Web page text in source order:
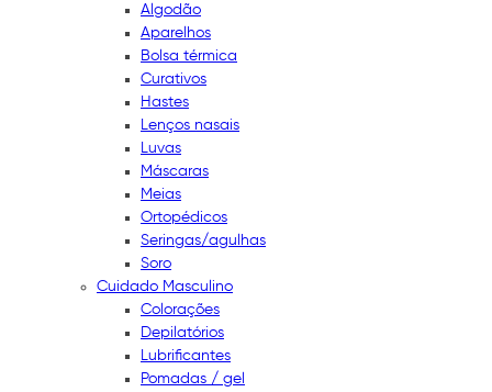
Algodão
Aparelhos
Bolsa térmica
Curativos
Hastes
Lenços nasais
Luvas
Máscaras
Meias
Ortopédicos
Seringas/agulhas
Soro
Cuidado Masculino
Colorações
Depilatórios
Lubrificantes
Pomadas / gel